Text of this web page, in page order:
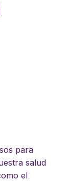
para
salud
el